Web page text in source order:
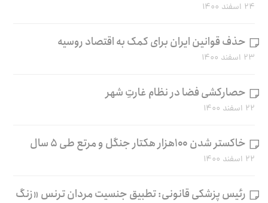
۲۴ اسفند ۱۴۰۰
حذف قوانین ایران برای کمک به اقتصاد روسیه
۲۳ اسفند ۱۴۰۰
حصارکشی فضا در نظام غارتِ شهر
۲۲ اسفند ۱۴۰۰
خاکستر شدن ۱۰۰هزار هکتار جنگل و مرتع طی ۵ سال
۲۲ اسفند ۱۴۰۰
رئیس پزشکی قانونی: تطبیق جنسیت مردان ترنس «زنگ